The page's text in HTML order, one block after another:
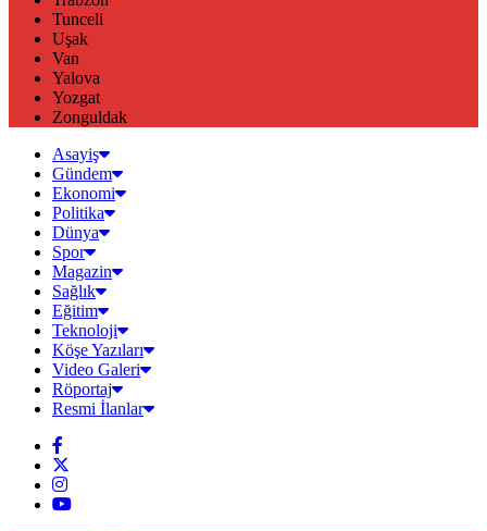
Tunceli
Uşak
Van
Yalova
Yozgat
Zonguldak
Asayiş
Gündem
Ekonomi
Politika
Dünya
Spor
Magazin
Sağlık
Eğitim
Teknoloji
Köşe Yazıları
Video Galeri
Röportaj
Resmi İlanlar